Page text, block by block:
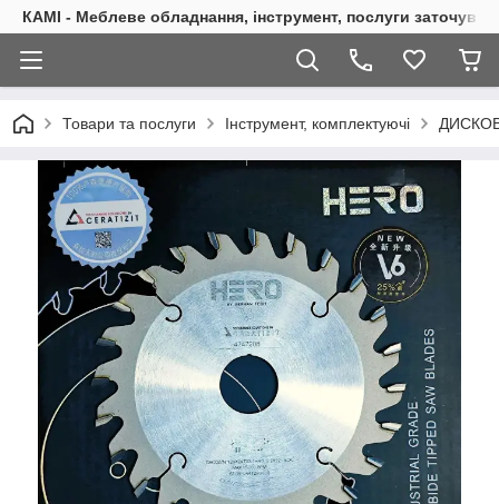
КАМІ - Меблеве обладнання, інструмент, послуги
Товари та послуги Інструмент, комплектуючі